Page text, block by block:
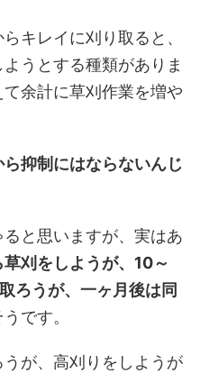
キレイに刈り取ると、
うとする種類がありま
余計に草刈作業を増や
抑制にはならないんじ
と思いますが、実はあ
刈をしようが、10～
ろうが、一ヶ月後は同
です。
が、高刈りをしようが